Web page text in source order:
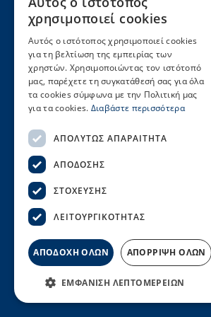
2104226156
fax: (+30) 2104220822
seen@seen.org.gr
Πληροφορίες
Δημόσιοι Φορείς
Διεθνείς Οργανισμοί
Κεντρικά Λιμεναρχεία
Οργανισμοί Λιμένων
χρησιμοποιεί cookies
Αυτός ο ιστότοπος χρησιμοποιεί cookies
για τη βελτίωση της εμπειρίας των
χρηστών. Χρησιμοποιώντας τον ιστότοπό
μας, παρέχετε τη συγκατάθεσή σας για όλα
τα cookies σύμφωνα με την Πολιτική μας
για τα cookies. Διαβάστε περισσότερα
ΑΠΟΛΎΤΩΣ ΑΠΑΡΑΊΤΗΤΑ
ΑΠΌΔΟΣΗΣ
ΣΤΌΧΕΥΣΗΣ
ΛΕΙΤΟΥΡΓΙΚΌΤΗΤΑΣ
ΑΠΟΔΟΧΗ ΟΛΩΝ ΑΠΟΡΡΙΨΗ ΟΛΩΝ
ΕΜΦΆΝΙΣΗ ΛΕΠΤΟΜΕΡΕΙΏΝ